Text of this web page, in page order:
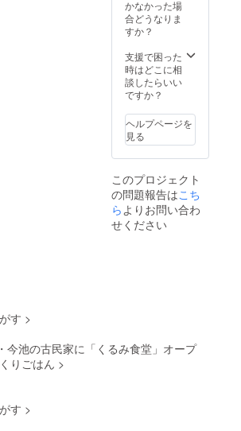
出して
みた
にぴっ
たりの
プラン
です。
かく
取らな
い、く
るみ食
堂だか
らでき
る“ちい
さな挑
ご利用
お断り
させて
合にお
いても
返金は
いたし
す。 ※
掲載期
間は
2025年
1年間で
す。
掲載す
る企業
ンクを
「備考
欄」に
必ずご
ださ
い。 ※ ※
ロゴや
バナー
画像の
受け渡
しにつ
いて
は、プ
さい。
※ネット
かなかった場
合どうなりま
すか？
支援で困った
時はどこに相
談したらいい
ですか？
ヘルプページを
見る
このプロジェクト
の問題報告はこち
ら よりお問い合わ
せください
す >
今池の古民家に「くるみ食堂」オープ
りごはん >
す >